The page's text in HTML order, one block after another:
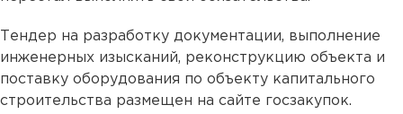
Тендер на разработку документации, выполнение
инженерных изысканий, реконструкцию объекта и
поставку оборудования по объекту капитального
строительства размещен на сайте госзакупок.